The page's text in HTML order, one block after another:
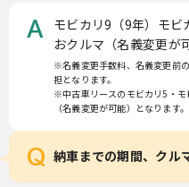
A
モビカリ9（9年）モビ
おクルマ（名義変更が
※名義変更手数料、名義変更前
担となります。
※中古車リースのモビカリ5・
（名義変更が可能）となります。
Q 納車までの期間、クル